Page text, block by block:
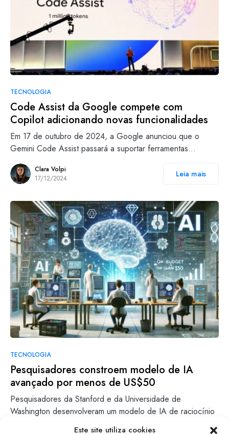
Este site utiliza cookies
TECNOLOGIA
Code Assist da Google compete com
Copilot adicionando novas funcionalidades
Em 17 de outubro de 2024, a Google anunciou que o
Gemini Code Assist passará a suportar ferramentas…
Clara Volpi
17/12/2024
Leia mais
TECNOLOGIA
Pesquisadores constroem modelo de IA
avançado por menos de US$50
Pesquisadores da Stanford e da Universidade de
Washington desenvolveram um modelo de IA de raciocínio